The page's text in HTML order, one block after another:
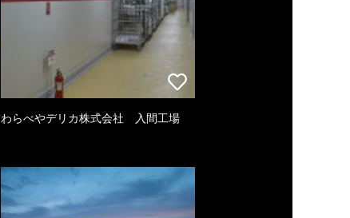
わらべやデリカ株式会社 入間工場